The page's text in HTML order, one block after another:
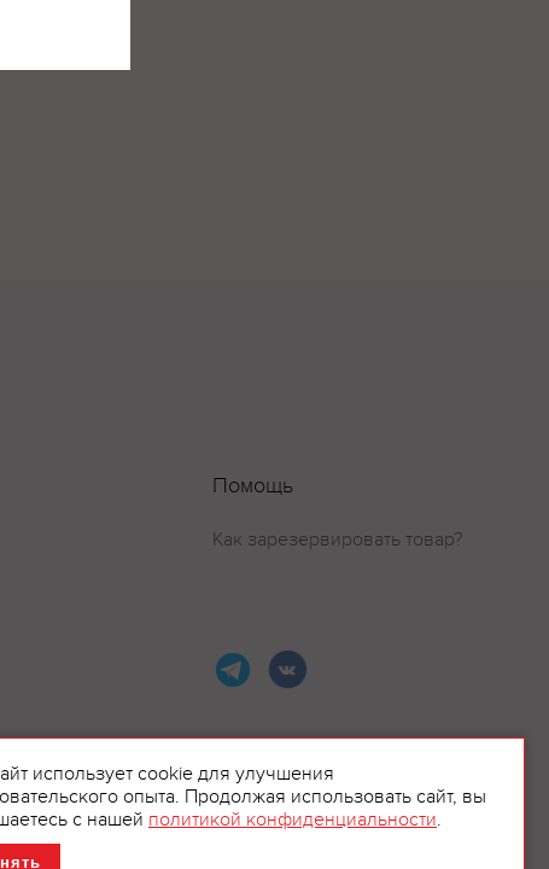
Помощь
Как зарезервировать товар?
использует cookie для улучшения
опыта. Продолжая использовать сайт, вы
с нашей политикой конфиденциальности.